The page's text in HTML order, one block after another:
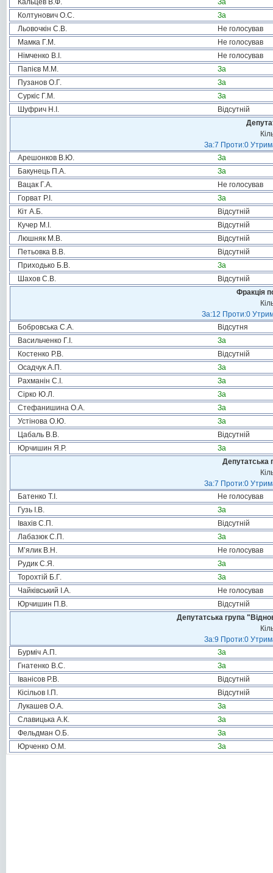
Кальцев В.Ф.
За
Колтунович О.С.
За
Льовочкін С.В.
Не голосував
Мамка Г.М.
Не голосував
Німченко В.І.
Не голосував
Папієв М.М.
За
Пузанов О.Г.
За
Суркіс Г.М.
За
Шуфрич Н.І.
Відсутній
За:7 Проти:0
Арешонков В.Ю.
За
Бакунець П.А.
За
Вацак Г.А.
Не голосував
Горват Р.І.
За
Кіт А.Б.
Відсутній
Кучер М.І.
Відсутній
Люшняк М.В.
Відсутній
Петьовка В.В.
Відсутній
Приходько Б.В.
За
Шахов С.В.
Відсутній
Фракція
За:12 Проти:0
Бобровська С.А.
Відсутня
Васильченко Г.І.
За
Костенко Р.В.
Відсутній
Осадчук А.П.
За
Рахманін С.І.
За
Сірко Ю.Л.
За
Стефанишина О.А.
За
Устінова О.Ю.
За
Цабаль В.В.
Відсутній
Юрчишин Я.Р.
За
Депутатська
За:7 Проти:0
Батенко Т.І.
Не голосував
Гузь І.В.
За
Івахів С.П.
Відсутній
Лабазюк С.П.
За
М’ялик В.Н.
Не голосував
Рудик С.Я.
За
Торохтій Б.Г.
За
Чайківський І.А.
Не голосував
Юрчишин П.В.
Відсутній
Депутатська група
За:9 Проти:0
Бурміч А.П.
За
Гнатенко В.С.
За
Іванісов Р.В.
Відсутній
Кісільов І.П.
Відсутній
Лукашев О.А.
За
Славицька А.К.
За
Фельдман О.Б.
За
Юрченко О.М.
За